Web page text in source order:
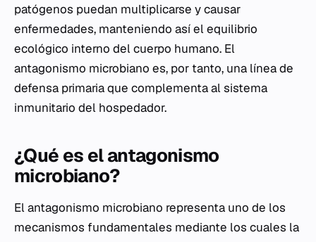
patógenos puedan multiplicarse y causar
enfermedades, manteniendo así el equilibrio
ecológico interno del cuerpo humano. El
antagonismo microbiano es, por tanto, una línea de
defensa primaria que complementa al sistema
inmunitario del hospedador.
¿Qué es el antagonismo
microbiano?
El antagonismo microbiano representa uno de los
mecanismos fundamentales mediante los cuales la